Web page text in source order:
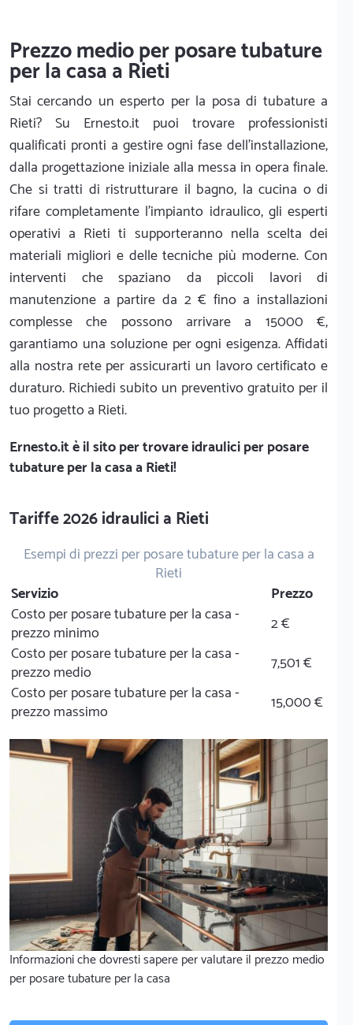
Prezzo medio per posare tubature
per la casa a Rieti
Stai cercando un esperto per la posa di tubature a
Rieti? Su Ernesto.it puoi trovare professionisti
qualificati pronti a gestire ogni fase dell'installazione,
dalla progettazione iniziale alla messa in opera finale.
Che si tratti di ristrutturare il bagno, la cucina o di
rifare completamente l'impianto idraulico, gli esperti
operativi a Rieti ti supporteranno nella scelta dei
materiali migliori e delle tecniche più moderne. Con
interventi che spaziano da piccoli lavori di
manutenzione a partire da 2 € fino a installazioni
complesse che possono arrivare a 15000 €,
garantiamo una soluzione per ogni esigenza. Affidati
alla nostra rete per assicurarti un lavoro certificato e
duraturo. Richiedi subito un preventivo gratuito per il
tuo progetto a Rieti.
Ernesto.itè il sito per trovare idraulici per posare
tubature per la casa a Rieti!
Tariffe 2026 idraulici a Rieti
Esempi di prezzi per posare tubature per la casa a
Rieti
Servizio
Prezzo
Costo per posare tubature per la casa -
prezzo minimo
2 €
Costo per posare tubature per la casa -
prezzo medio
7,501 €
Costo per posare tubature per la casa -
prezzo massimo
15,000 €
Informazioni che dovresti sapere per valutare il prezzo medio
per posare tubature per la casa